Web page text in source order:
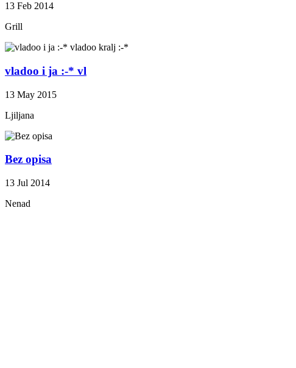
13 Feb 2014
Grill
vladoo i ja :-* vl
13 May 2015
Ljiljana
Bez opisa
13 Jul 2014
Nenad